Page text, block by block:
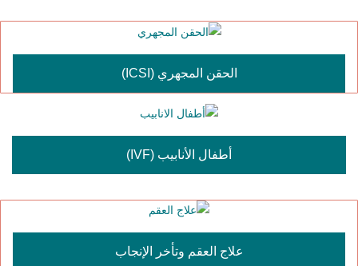
الحقن المجهري (ICSI)
أطفال الأنابيب (IVF)
علاج العقم وتأخر الإنجاب